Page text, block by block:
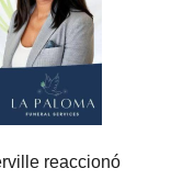
reaccionó